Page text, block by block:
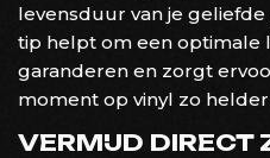
levensduur van je
tip helpt om een optimale
garanderen en zorgt
moment op vinyl zo
VERMIJD DIRECT